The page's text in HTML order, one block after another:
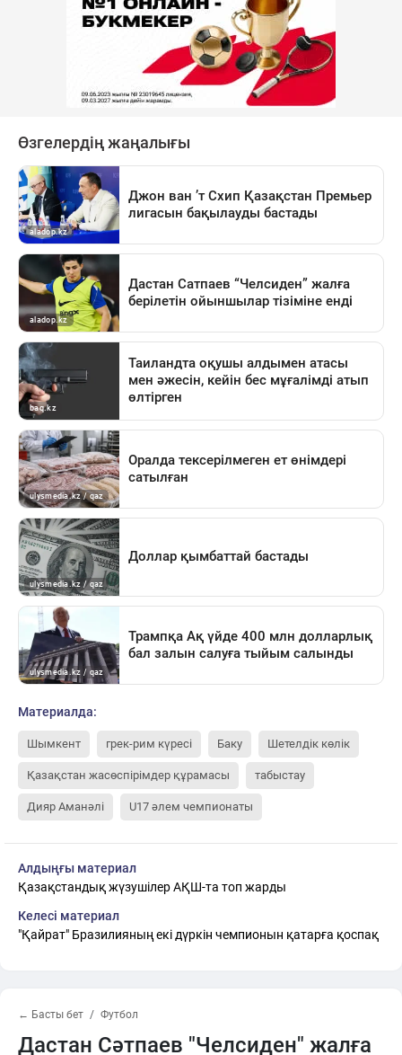
Материалда:
Шымкент грек-рим күресі Баку Шетелдік көлік
Қазақстан жасөспірімдер құрамасы табыстау
Дияр Аманәлі U17 әлем чемпионаты
Алдыңғы материал
Қазақстандық жүзушілер АҚШ-та топ жарды
Келесі материал
"Қайрат" Бразилияның екі дүркін чемпионын қатарға қоспақ
← Басты бет Футбол
Дастан Сәтпаев "Челсиден" жалға